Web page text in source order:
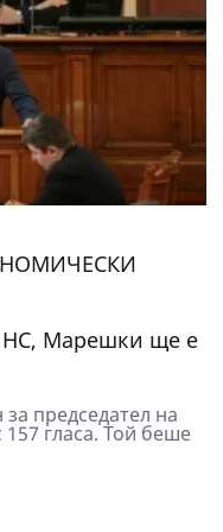
НС, Марешки ще е
председател на
гласа. Той беше